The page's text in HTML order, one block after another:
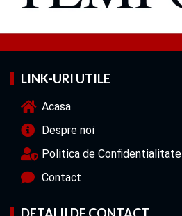
LINK-URI UTILE
Acasa
Despre noi
Politica de Confidentialitate
Contact